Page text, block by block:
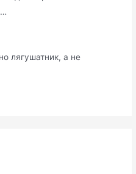
лягушатник, а не